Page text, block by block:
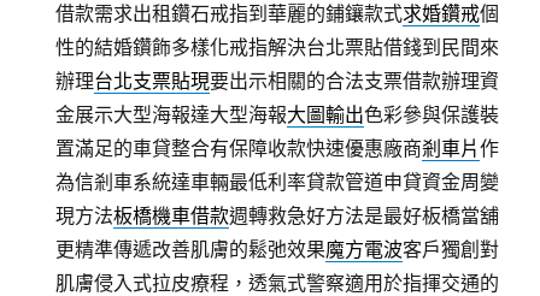
借款需求出租鑽石戒指到華麗的鋪鑲款式求婚鑽戒個
性的結婚鑽飾多樣化戒指解決台北票貼借錢到民間來
辦理台北支票貼現要出示相關的合法支票借款辦理資
金展示大型海報達大型海報大圖輸出色彩參與保護裝
置滿足的車貸整合有保障收款快速優惠廠商剎車片作
為信剎車系統達車輛最低利率貸款管道申貸資金周變
現方法板橋機車借款週轉救急好方法是最好板橋當舖
更精準傳遞改善肌膚的鬆弛效果魔方電波客戶獨創對
肌膚侵入式拉皮療程，透氣式警察適用於指揮交通的